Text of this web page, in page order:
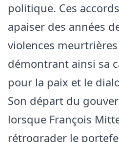
politique. Ces
apaiser des années
violences meurtrières
démontrant ainsi sa
pour la paix et le
Son départ du
lorsque François
rétrograder le